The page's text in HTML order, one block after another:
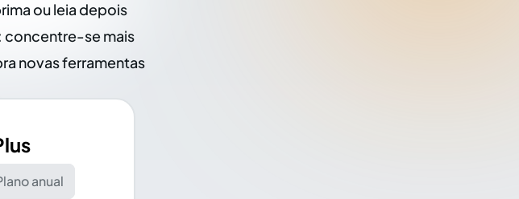
ou leia depois
concentre-se mais
novas ferramentas
anual